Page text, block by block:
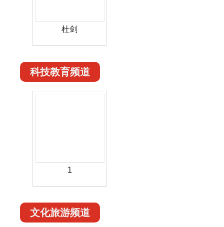
杜剑
科技教育频道
1
文化旅游频道